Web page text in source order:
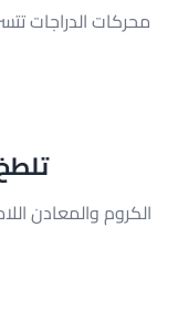
محركات الدراجات
الكروم والمعادن